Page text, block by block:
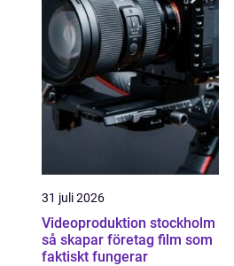
31 juli 2026
Videoproduktion stockholm
så skapar företag film som
faktiskt fungerar